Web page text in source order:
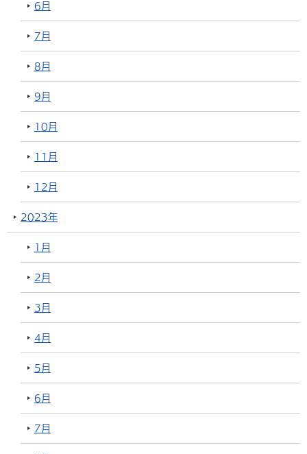
6月
7月
8月
9月
10月
11月
12月
2023年
1月
2月
3月
4月
5月
6月
7月